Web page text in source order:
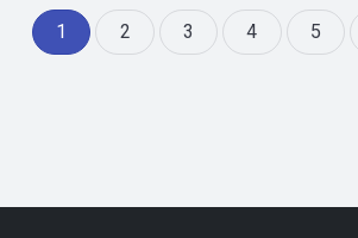
1 2 3 4 5